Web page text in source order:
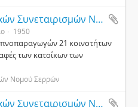
Αρχείο Ένωσης Γεωργικών Συνεταιρισμών Νομού Σερρών
1950
21 κοινοτήτων
των κατοίκων των
Νομού Σερρών
Αρχείο Ένωσης Γεωργικών Συνεταιρισμών Νομού Σερρών